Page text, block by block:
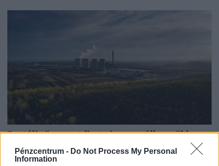
Pénzcentrum - Do Not Process My Personal
Information
Brutális összeget fizet vissza az állam több
magyar cégnek is: ezt a teljes magyar
költségvetés megérzi